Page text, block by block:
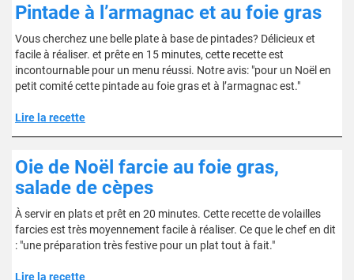
Pintade à l’armagnac et au foie gras
Vous cherchez une belle plate à base de pintades? Délicieux et
facile à réaliser. et prête en 15 minutes, cette recette est
incontournable pour un menu réussi. Notre avis: "pour un Noël en
petit comité cette pintade au foie gras et à l’armagnac est."
Lire la recette
Oie de Noël farcie au foie gras,
salade de cèpes
À servir en plats et prêt en 20 minutes. Cette recette de volailles
farcies est très moyennement facile à réaliser. Ce que le chef en dit
: "une préparation très festive pour un plat tout à fait."
Lire la recette